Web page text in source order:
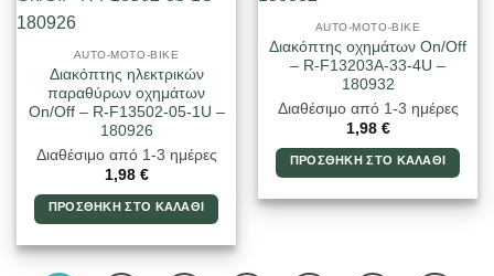
AUTO-MOTO-BIKE
Διακόπτης ηλεκτρικών
παραθύρων οχημάτων
On/Off – R-F13502-05-1U –
180926
Διαθέσιμο από 1-3 ημέρες
1,98 €
ΠΡΟΣΘΉΚΗ ΣΤΟ ΚΑΛΆΘΙ
AUTO-MOTO-BIKE
Διακόπτης οχημάτων On/Off
– R-F13203A-33-4U –
180932
Διαθέσιμο από 1-3 ημέρες
1,98 €
ΠΡΟΣΘΉΚΗ ΣΤΟ ΚΑΛΆΘΙ